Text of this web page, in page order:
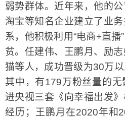
弱势群体。近年来，他的公
淘宝等知名企业建立了业
系，他积极利用“电商+直
贫。任建伟、王鹏月、励
猫等人，成功晋级为30万以
其中，有179万粉丝量的
进央视三套《向幸福出发
经历；王鹏月在2020年和